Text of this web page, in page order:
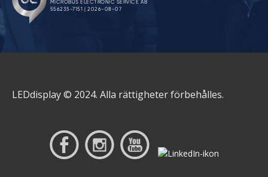
LEDdisplay © 2024. Alla rättigheter förbehålles.